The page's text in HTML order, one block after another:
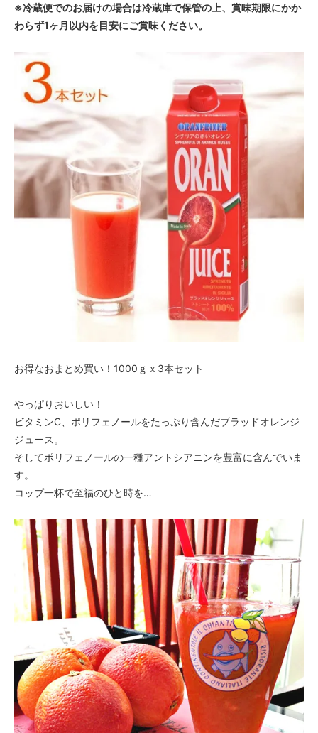
※冷蔵便でのお届けの場合は冷蔵庫で保管の上、賞味期限にかか
わらず1ヶ月以内を目安にご賞味ください。
お得なおまとめ買い！1000ｇｘ3本セット
やっぱりおいしい！
ビタミンC、ポリフェノールをたっぷり含んだブラッドオレンジ
ジュース。
そしてポリフェノールの一種アントシアニンを豊富に含んでいま
す。
コップ一杯で至福のひと時を…